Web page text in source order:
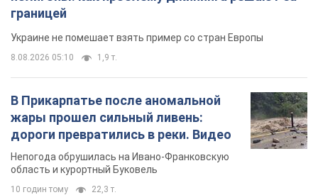
границей
Украине не помешает взять пример со стран Европы
8.08.2026 05:10 1,9 т.
В Прикарпатье после аномальной
жары прошел сильный ливень:
дороги превратились в реки. Видео
Непогода обрушилась на Ивано-Франковскую
область и курортный Буковель
10 годин тому 22,3 т.